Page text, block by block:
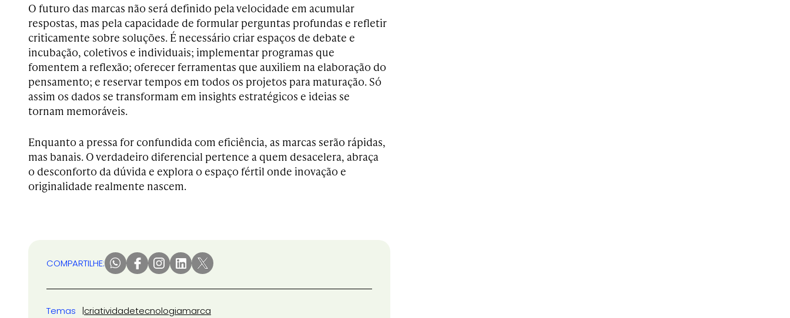
O futuro das marcas não será definido pela velocidade em acumular
respostas, mas pela capacidade de formular perguntas profundas e refletir
criticamente sobre soluções. É necessário criar espaços de debate e
incubação, coletivos e individuais; implementar programas que
fomentem a reflexão; oferecer ferramentas que auxiliem na elaboração do
pensamento; e reservar tempos em todos os projetos para maturação. Só
assim os dados se transformam em insights estratégicos e ideias se
tornam memoráveis.
Enquanto a pressa for confundida com eficiência, as marcas serão rápidas,
mas banais. O verdadeiro diferencial pertence a quem desacelera, abraça
o desconforto da dúvida e explora o espaço fértil onde inovação e
originalidade realmente nascem.
COMPARTILHE:
Temas criatividadetecnologiamarca